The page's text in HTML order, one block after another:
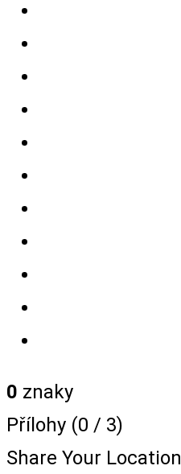
0 znaky
Přílohy (0 / 3)
Share Your Location